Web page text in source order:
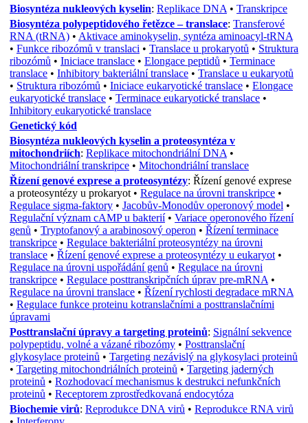
Biosyntéza nukleových kyselin: Replikace DNA • Transkripce
Biosyntéza polypeptidového řetězce – translace: Transferové
RNA (tRNA) • Aktivace aminokyselin, syntéza aminoacyl-tRNA
• Funkce ribozómů v translaci • Translace u prokaryotů • Struktura
ribozómů • Iniciace translace • Elongace peptidů • Terminace
translace • Inhibitory bakteriální translace • Translace u eukaryotů
• Struktura ribozómů • Iniciace eukaryotické translace • Elongace
eukaryotické translace • Terminace eukaryotické translace •
Inhibitory eukaryotické translace
Genetický kód
Biosyntéza nukleových kyselin a proteosyntéza v
mitochondriích: Replikace mitochondriální DNA •
Mitochondriální transkripce • Mitochondriální translace
Řízení genové exprese a proteosyntézy: Řízení genové exprese
a proteosyntézy u prokaryot • Regulace na úrovni transkripce •
Regulace sigma-faktory • Jacobův-Monodův operonový model •
Regulační význam cAMP u bakterií• Variace operonového řízení
genů • Tryptofanový a arabinosový operon • Řízení terminace
transkripce • Regulace bakteriální proteosyntézy na úrovni
translace • Řízení genové exprese a proteosyntézy u eukaryot •
Regulace na úrovni uspořádání genů • Regulace na úrovni
transkripce • Regulace posttranskripčních úprav pre-mRNA •
Regulace na úrovni translace • Řízení rychlosti degradace mRNA
• Regulace funkce proteinu kotranslačními a posttranslačními
úpravami
Posttranslační úpravy a targeting proteinů: Signální sekvence
polypeptidu, volné a vázané ribozómy • Posttranslační
glykosylace proteinů • Targeting nezávislý na glykosylaci proteinů
• Targeting mitochondriálních proteinů • Targeting jaderných
proteinů • Rozhodovací mechanismus k destrukci nefunkčních
proteinů • Receptorem zprostředkovaná endocytóza
Biochemie virů: Reprodukce DNA virů • Reprodukce RNA virů